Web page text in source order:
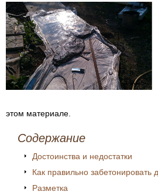
этом материале.
Содержание
Достоинства и недостатки
Как правильно забетонировать
Разметка